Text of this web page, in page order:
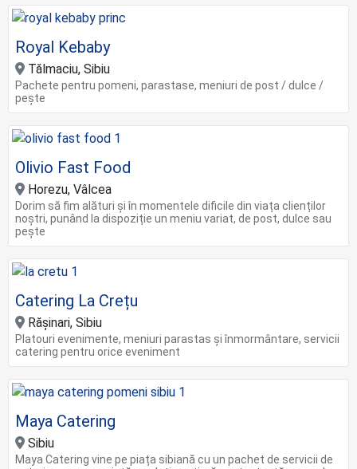
Royal Kebaby
Tălmaciu, Sibiu
Pachete pentru pomeni, parastase, meniuri de post / dulce /
pește
Olivio Fast Food
Horezu, Vâlcea
Dorim să fim alături și în momentele dificile din viața clienților
noștri, punând la dispoziție un meniu variat, de post, dulce sau
pește
Catering La Crețu
Rășinari, Sibiu
Platouri evenimente, meniuri parastas și înmormântare, servicii
catering pentru orice eveniment
Maya Catering
Sibiu
Maya Catering vine pe piața sibiană cu un pachet de servicii de